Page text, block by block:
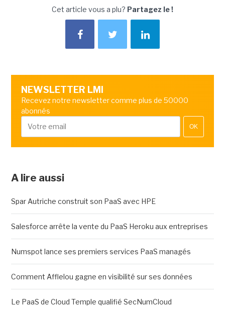
Cet article vous a plu? Partagez le !
NEWSLETTER LMI
Recevez notre newsletter comme plus de 50000
abonnés
OK
A lire aussi
Spar Autriche construit son PaaS avec HPE
Salesforce arrête la vente du PaaS Heroku aux entreprises
Numspot lance ses premiers services PaaS managés
Comment Afflelou gagne en visibilité sur ses données
Le PaaS de Cloud Temple qualifié SecNumCloud